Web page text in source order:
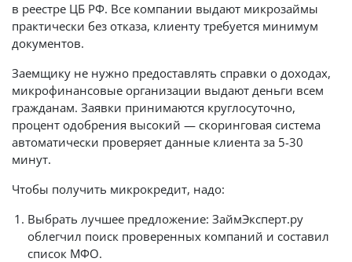
в реестре ЦБ РФ. Все компании выдают микрозаймы
практически без отказа, клиенту требуется минимум
документов.
Заемщику не нужно предоставлять справки о доходах,
микрофинансовые организации выдают деньги всем
гражданам. Заявки принимаются круглосуточно,
процент одобрения высокий — скоринговая система
автоматически проверяет данные клиента за 5-30
минут.
Чтобы получить микрокредит, надо:
Выбрать лучшее предложение: ЗаймЭксперт.ру
облегчил поиск проверенных компаний и составил
список МФО.